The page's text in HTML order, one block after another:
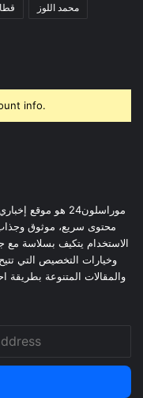
محمد اللوز
info.
موراسلون24 هو
محتوى سريع، موثوق
الاستخدام يتكيف بسلاسة
وخيارات التخصيص التي
والمقالات المتنوعة بطريقة